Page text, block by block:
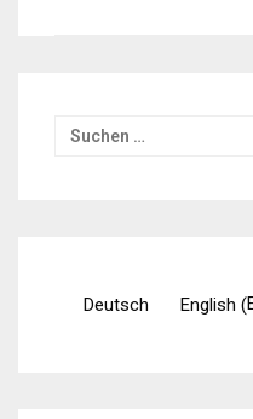
Suchen
Deutsch English (